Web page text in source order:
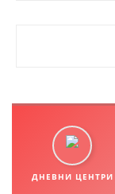
ДНЕВНИ ЦЕНТРИ